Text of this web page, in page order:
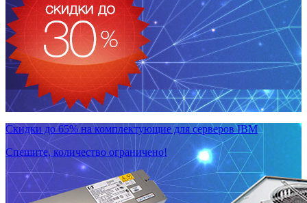
Скидки до 65% на комплектующие для серверов IBM
Спешите, количество ограничено!